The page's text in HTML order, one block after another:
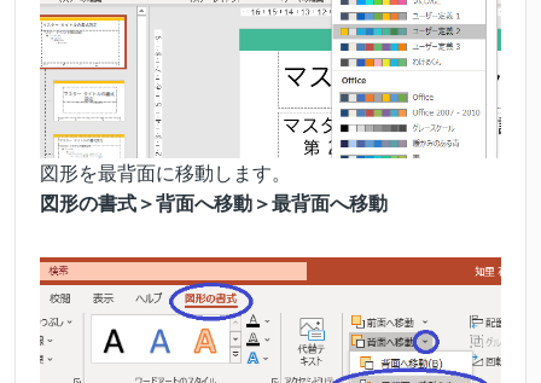
図形を最背面に移動します。
図形の書式＞背面へ移動＞最背面へ移動